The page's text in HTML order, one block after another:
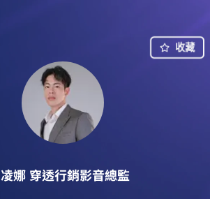
凌娜 穿透行銷影音總監
收藏